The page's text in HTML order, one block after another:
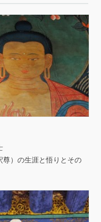
）の生涯と悟りとその